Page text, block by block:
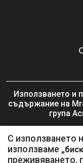
С използването
използваме „
преживяването,
Използването и
съдържание на
група
© 2010 -